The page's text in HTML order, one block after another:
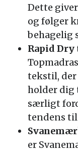
Dette
og følger
behagelig
Rapid
tekstil,
holder dig
særligt
tendens til
er